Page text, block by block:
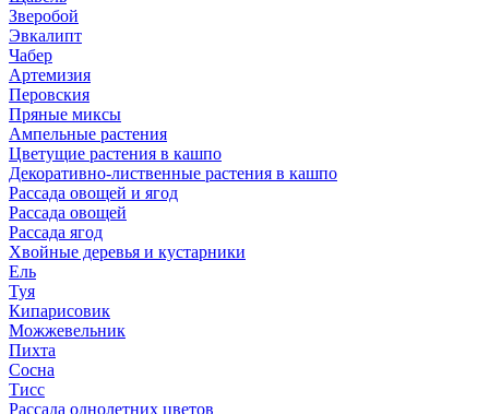
Зверобой
Эвкалипт
Чабер
Артемизия
Перовския
Пряные миксы
Ампельные растения
Цветущие растения в кашпо
Декоративно-лиственные растения в кашпо
Рассада овощей и ягод
Рассада овощей
Рассада ягод
Хвойные деревья и кустарники
Ель
Туя
Кипарисовик
Можжевельник
Пихта
Сосна
Тисc
Рассада однолетних цветов